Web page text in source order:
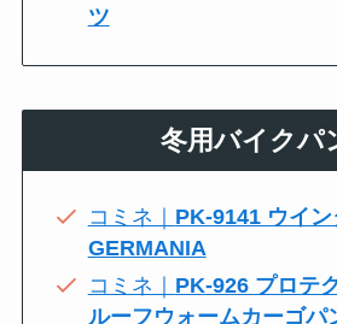
ツ
冬用バイクパ
コミネ｜ PK-9141 ウイ
GERMANIA
コミネ｜ PK-926 プロテ
ルーフウォームカーゴパ